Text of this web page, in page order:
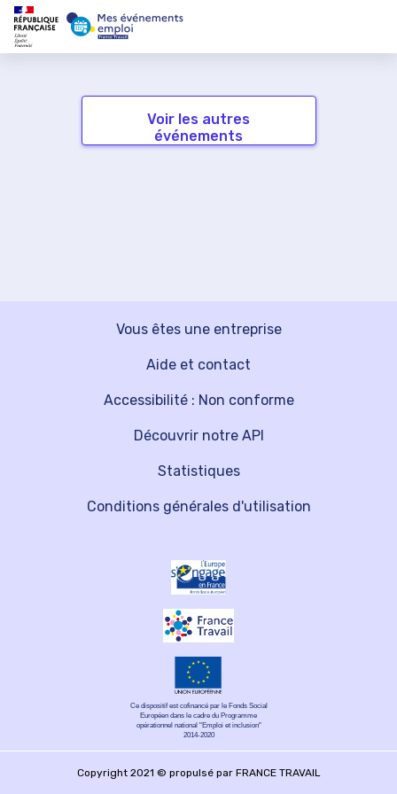
Voir les autres
événements
Vous êtes une entreprise
Découvrir notre API
Aide et contact
Statistiques
Accessibilité : Non conforme
Conditions générales d'utilisation
Ce dispositif est cofinancé par le Fonds Social
Européen dans le cadre du Programme
opérationnel national "Emploi et inclusion"
2014-2020
Copyright 2021 © propulsé par FRANCE TRAVAIL